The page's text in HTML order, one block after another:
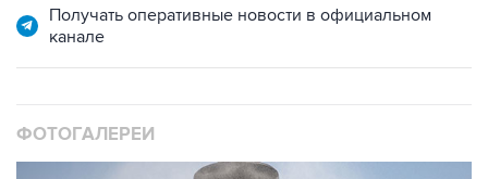
Получать оперативные новости в официальном
канале
ФОТОГАЛЕРЕИ